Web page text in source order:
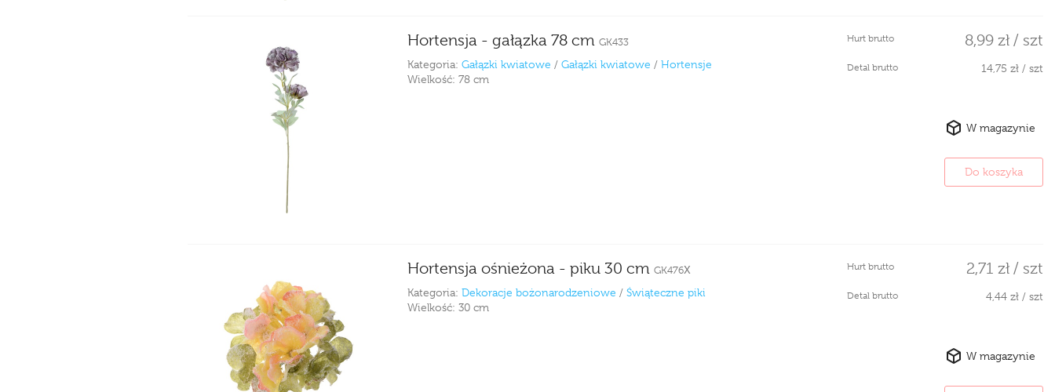
Hortensja - gałązka 78 cm GK433
Kategoria: Gałązki kwiatowe / Gałązki kwiatowe / Hortensje
Wielkość: 78 cm
Hurt brutto 8,99 zł / szt
Detal brutto 14,75 zł / szt
W magazynie
Do koszyka
Hortensja ośnieżona - piku 30 cm GK476X
Kategoria: Dekoracje bożonarodzeniowe / Świąteczne piki
Wielkość: 30 cm
Hurt brutto 2,71 zł / szt
Detal brutto 4,44 zł / szt
W magazynie